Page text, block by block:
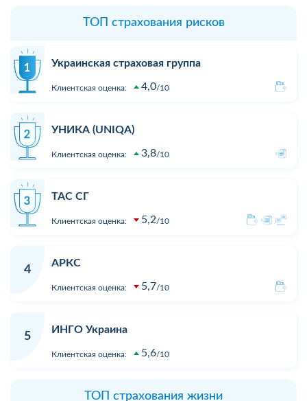
ТОП страхования рисков
Украинская страховая группа
Клиентская оценка: 4,0 10
УНИКА (UNIQA)
Клиентская оценка: 3,8 10
ТАС СГ
Клиентская оценка: 5,2 10
4
АРКС
Клиентская оценка: 5,7 10
5
ИНГО Украина
Клиентская оценка: 5,6 10
ТОП страхования жизни